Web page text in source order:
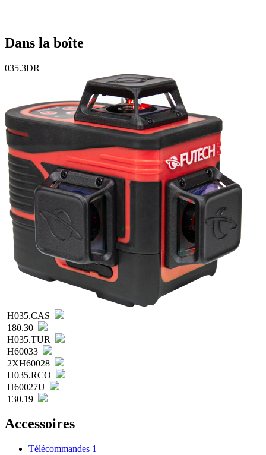
Dans la boîte
035.3DR
H035.CAS
180.30
H035.TUR
H60033
2XH60028
H035.RCO
H60027U
130.19
Accessoires
Télécommandes 1